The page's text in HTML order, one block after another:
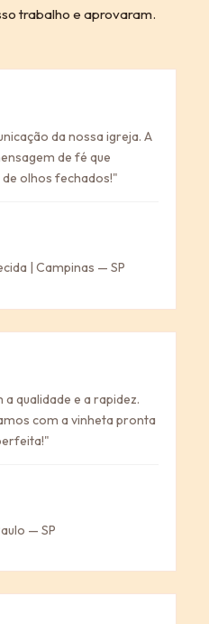
trabalho e aprovaram.
da nossa igreja. A
de fé que
olhos fechados!"
| Campinas — SP
qualidade e a rapidez.
com a vinheta pronta
— SP